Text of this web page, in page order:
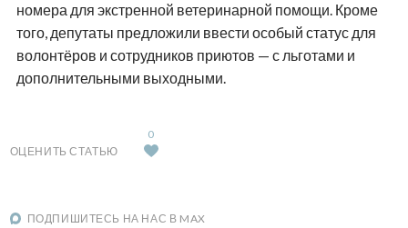
номера для экстренной ветеринарной помощи. Кроме
того, депутаты предложили ввести особый статус для
волонтёров и сотрудников приютов — с льготами и
дополнительными выходными.
ОЦЕНИТЬ СТАТЬЮ
0
ПОДПИШИТЕСЬ НА НАС В MAX